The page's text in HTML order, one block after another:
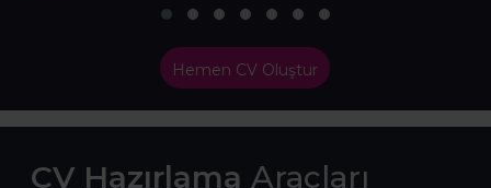
Hemen CV Oluştur
CV Hazırlama Araçları